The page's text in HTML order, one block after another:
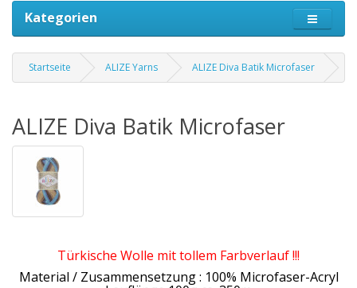
Kategorien
Startseite ALIZE Yarns ALIZE Diva Batik Microfaser
ALIZE Diva Batik Microfaser
Türkische Wolle mit tollem Farbverlauf !!!
Material / Zusammensetzung : 100% Microfaser-Acryl